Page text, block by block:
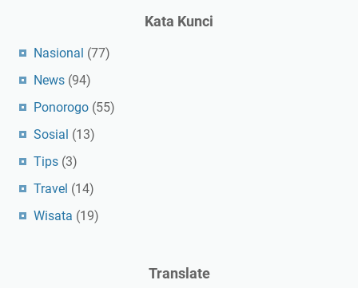
Kata Kunci
Nasional (77)
News (94)
Ponorogo (55)
Sosial (13)
Tips (3)
Travel (14)
Wisata (19)
Translate